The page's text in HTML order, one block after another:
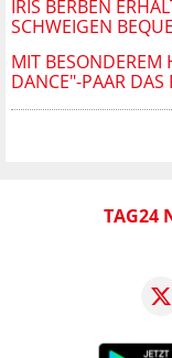
IRIS BERBEN
SCHWEIGEN
MIT BESONDEREM
ANCE"-PAAR DAS
TAG24